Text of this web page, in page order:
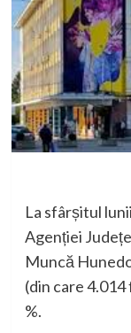
La sfârșitul
Agenției
Muncă
(din care
%.